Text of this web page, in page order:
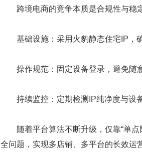
跨境电商的竞争本质是合规性与稳定
基础设施：采用火豹静态住宅IP，确
操作规范：固定设备登录，避免随意
持续监控：定期检测IP纯净度与设备
随着平台算法不断升级，仅靠“单点
全问题，实现多店铺、多平台的长效运